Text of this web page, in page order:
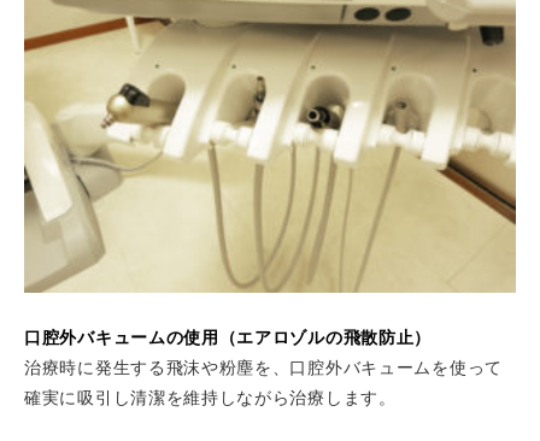
口腔外バキュームの使用（エアロゾルの飛散防止）
治療時に発生する飛沫や粉塵を、口腔外バキュームを使って
確実に吸引し清潔を維持しながら治療します。